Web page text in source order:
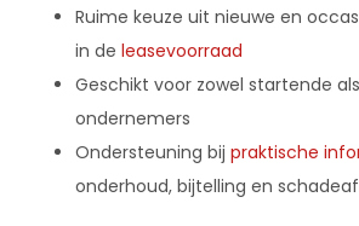
Ruime keuze uit nieuwe en
in de leasevoorraad
Geschikt voor zowel startende
ondernemers
Ondersteuning bij praktische
onderhoud, bijtelling en